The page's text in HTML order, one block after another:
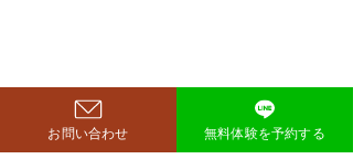
お問い合わせ 無料体験を予約する